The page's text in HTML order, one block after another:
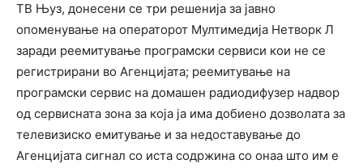
ТВ Њуз, донесени се три решенија за јавно
опоменување на операторот Мултимедија Нетворк Л
заради реемитување програмски сервиси кои не се
регистрирани во Агенцијата; реемитување на
програмски сервис на домашен радиодифузер надвор
од сервисната зона за која ја има добиено дозволата за
телевизиско емитување и за недоставување до
Агенцијата сигнал со иста содржина со онаа што им е